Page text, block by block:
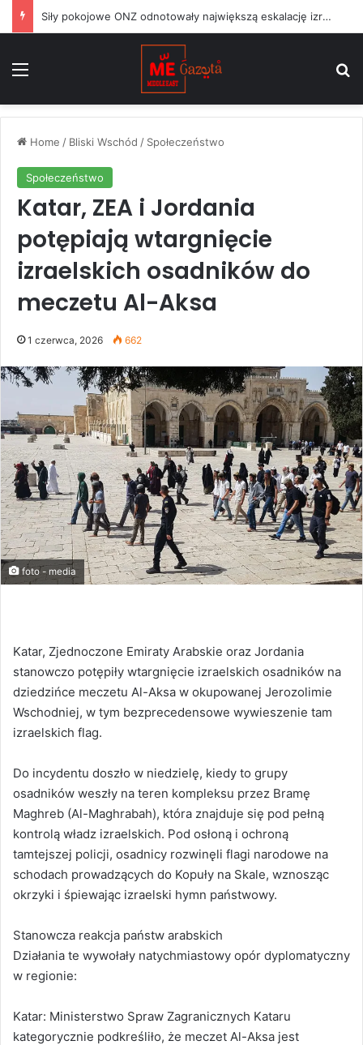
Siły pokojowe ONZ odnotowały największą eskalację izraelskich działań w Libanie od czasu zawieszenia broni w czerwcu
Home / Bliski Wschód / Społeczeństwo
Społeczeństwo
Katar, ZEA i Jordania
potępiają wtargnięcie
izraelskich osadników do
meczetu Al-Aksa
1 czerwca, 2026 662
foto - media
Katar, Zjednoczone Emiraty Arabskie oraz Jordania
stanowczo potępiły wtargnięcie izraelskich osadników na
dziedzińce meczetu Al-Aksa w okupowanej Jerozolimie
Wschodniej, w tym bezprecedensowe wywieszenie tam
izraelskich flag.
Do incydentu doszło w niedzielę, kiedy to grupy
osadników weszły na teren kompleksu przez Bramę
Maghreb (Al-Maghrabah), która znajduje się pod pełną
kontrolą władz izraelskich. Pod osłoną i ochroną
tamtejszej policji, osadnicy rozwinęli flagi narodowe na
schodach prowadzących do Kopuły na Skale, wznosząc
okrzyki i śpiewając izraelski hymn państwowy.
Stanowcza reakcja państw arabskich
Działania te wywołały natychmiastowy opór dyplomatyczny
w regionie:
Katar: Ministerstwo Spraw Zagranicznych Kataru
kategorycznie podkreśliło, że meczet Al-Aksa jest